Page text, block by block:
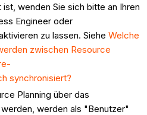
wenden Sie sich bitte an Ihren
Engineer oder
zu lassen. SieheWelche
zwischen Resource
synchronisiert?
Planning über das
werden als "Benutzer"